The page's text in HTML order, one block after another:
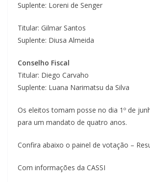
Suplente: Loreni de Senger
Titular: Gilmar Santos
Suplente: Diusa Almeida
Conselho Fiscal
Titular: Diego Carvaho
Suplente: Luana Narimatsu da Silva
Os eleitos tomam posse no dia 1º de
para um mandato de quatro anos.
Confira abaixo o painel de votação –
Com informações da CASSI